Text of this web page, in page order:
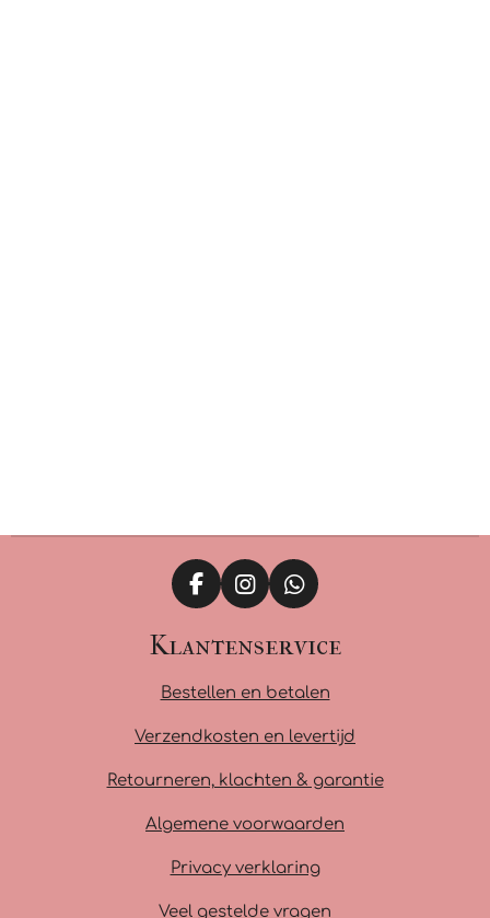
F
a
c
e
o
o
k
I
n
s
t
g
a
m
W
h
a
t
A
p
Klantenservice
Bestellen en betalen
Verzendkosten en levertijd
Retourneren, klachten & garantie
Algemene voorwaarden
Privacy verklaring
Veel gestelde vragen